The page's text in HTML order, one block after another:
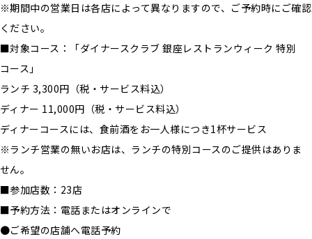
※期間中の営業日は各店によって異なりますので、ご予約時にご確認
ください。
■対象コース：「ダイナースクラブ 銀座レストランウィーク 特別
コース」
ランチ 3,300円（税・サービス料込）
ディナー 11,000円（税・サービス料込）
ディナーコースには、食前酒をお一人様につき1杯サービス
※ランチ営業の無いお店は、ランチの特別コースのご提供はありま
せん。
■参加店数：23店
■予約方法：電話またはオンラインで
●ご希望の店舗へ電話予約